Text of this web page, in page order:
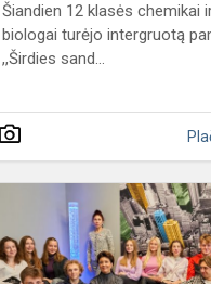
Šiandien 12 klasės chemikai
biologai turėjo intergruotą
,,Širdies sand...